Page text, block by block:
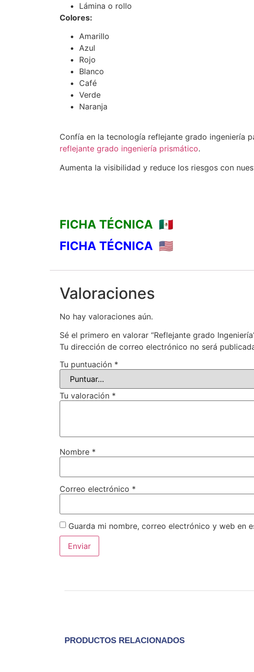
Lámina o rollo
Colores:
Amarillo
Azul
Rojo
Blanco
Café
Verde
Naranja
Confía en la tecnología reflejante grado ingeniería
reflejante grado ingeniería prismático.
Aumenta la visibilidad y reduce los riesgos con
FICHA TÉCNICA 🇲🇽
FICHA TÉCNICA 🇺🇸
Valoraciones
No hay valoraciones aún.
Sé el primero en valorar “Reflejante grado
Tu dirección de correo electrónico no será
Tu puntuación *
Tu valoración *
Nombre *
Correo electrónico *
Guarda mi nombre, correo electrónico y web en
PRODUCTOS RELACIONADOS